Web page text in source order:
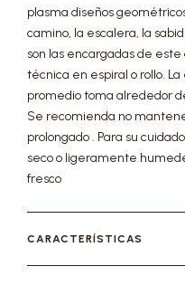
plasma diseños
camino, la escalera, la
son las encargadas de
técnica en espiral o rollo.
promedio toma alrededor
Se recomienda no
prolongado . Para su
seco o ligeramente
fresco
CARACTERÍSTICAS